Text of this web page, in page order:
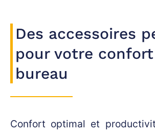
Des accessoires
pour votre
bureau
Confort optimal et